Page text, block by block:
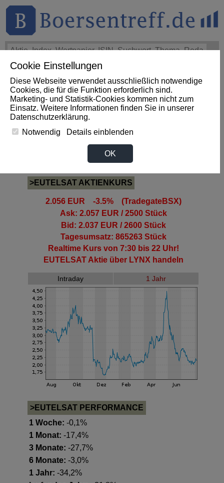
Cookie Einstellungen
Diese Webseite verwendet ausschließlich notwendige
Cookies, die für die Funktion erforderlich sind.
Marketing- und Statistik-Cookies kommen nicht zum
Einsatz. Weitere Informationen finden Sie in unserer
Datenschutzerklärung.
Notwendig
Details einblenden
OK
THEMEN HOT-STOCKS
Impact News +++ First Phosphate Corp.: First Phosphate
Announces Uplisting of American Depositary Receipt (ADR)
to Nasdaq... (Newsfile) +++ FIRST PHOSPHATE Aktie
+4,02%
EUTELSAT Aktie
>EUTELSAT AKTIENKURS
2.056 EUR -3.5% (TradegateBSX)
Ask: 2.057 EUR / 2500 Stück
Bid: 2.037 EUR / 2600 Stück
Tagesumsatz: 865263 Stück
Realtime Kurs von 7:30 bis 22 Uhr!
EUTELSAT Aktieüber LYNX handeln
Intraday 1 Jahr
>EUTELSAT PERFORMANCE
1 Woche: -0,1%
1 Monat: -17,4%
3 Monate: -27,7%
6 Monate: -3,0%
1 Jahr: -34,2%